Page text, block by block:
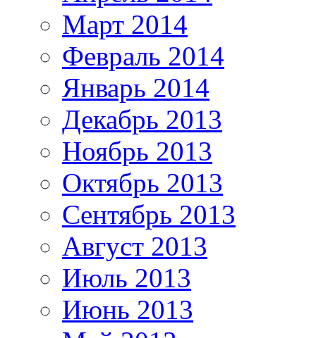
Март 2014
Февраль 2014
Январь 2014
Декабрь 2013
Ноябрь 2013
Октябрь 2013
Сентябрь 2013
Август 2013
Июль 2013
Июнь 2013